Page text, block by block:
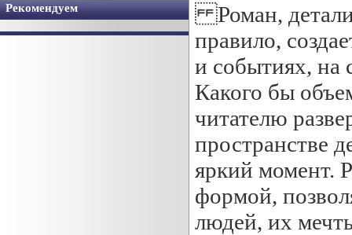
Рекомендуем
Роман,
правило,
и событиях, на
Какого бы
читателю
пространстве
яркий момент.
формой,
людей, их